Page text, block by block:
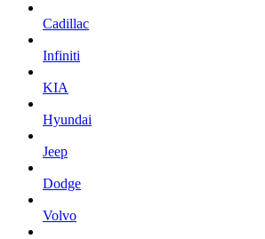
Cadillac
Infiniti
KIA
Hyundai
Jeep
Dodge
Volvo